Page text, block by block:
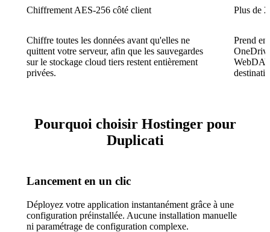
Chiffrement AES-256 côté client
Chiffre toutes les données avant qu'elles ne
quittent votre serveur, afin que les sauvegardes
sur le stockage cloud tiers restent entièrement
privées.
Plus de
Prend
Pourquoi choisir Hostinger pour
Duplicati
Lancement en un clic
Déployez votre application instantanément grâce à une
configuration préinstallée. Aucune installation manuelle
ni paramétrage de configuration complexe.